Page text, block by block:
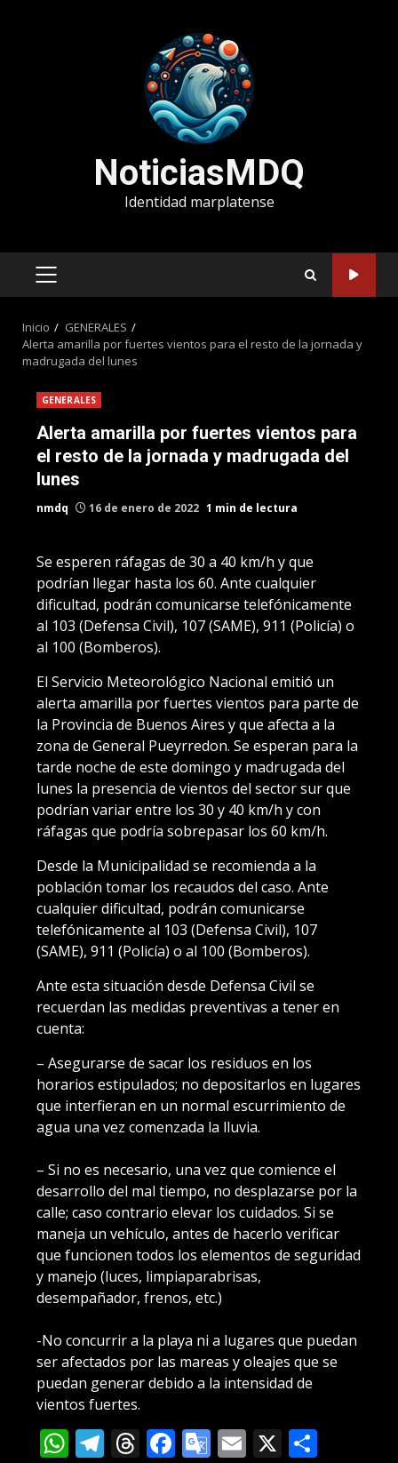
NoticiasMDQ
Identidad marplatense
MENÚ
Inicio
GENERALES
Alerta amarilla por fuertes vientos para el resto de la jornada y
madrugada del lunes
GENERALES
Alerta amarilla por fuertes vientos para
el resto de la jornada y madrugada del
lunes
nmdq 16 de enero de 2022 1 min de lectura
Se esperen ráfagas de 30 a 40 km/h y que
podrían llegar hasta los 60. Ante cualquier
dificultad, podrán comunicarse telefónicamente
al 103 (Defensa Civil), 107 (SAME), 911 (Policía) o
al 100 (Bomberos).
El Servicio Meteorológico Nacional emitió un
alerta amarilla por fuertes vientos para parte de
la Provincia de Buenos Aires y que afecta a la
zona de General Pueyrredon. Se esperan para la
tarde noche de este domingo y madrugada del
lunes la presencia de vientos del sector sur que
podrían variar entre los 30 y 40 km/h y con
ráfagas que podría sobrepasar los 60 km/h.
Desde la Municipalidad se recomienda a la
población tomar los recaudos del caso. Ante
cualquier dificultad, podrán comunicarse
telefónicamente al 103 (Defensa Civil), 107
(SAME), 911 (Policía) o al 100 (Bomberos).
Ante esta situación desde Defensa Civil se
recuerdan las medidas preventivas a tener en
cuenta:
– Asegurarse de sacar los residuos en los
horarios estipulados; no depositarlos en lugares
que interfieran en un normal escurrimiento de
agua una vez comenzada la lluvia.
– Si no es necesario, una vez que comience el
desarrollo del mal tiempo, no desplazarse por la
calle; caso contrario elevar los cuidados. Si se
maneja un vehículo, antes de hacerlo verificar
que funcionen todos los elementos de seguridad
y manejo (luces, limpiaparabrisas,
desempañador, frenos, etc.)
-No concurrir a la playa ni a lugares que puedan
ser afectados por las mareas y oleajes que se
puedan generar debido a la intensidad de
vientos fuertes.
WhatsApp
Telegram
Threads
Facebook
Google
Email
X